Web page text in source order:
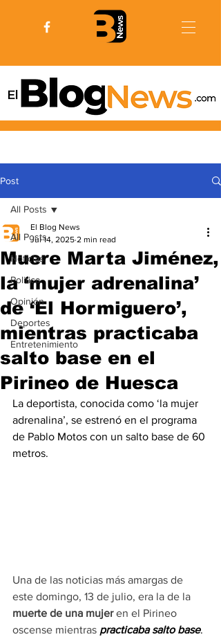
Post
All Posts
Noticias
Politica
Opinión
Deportes
Entretenimiento
All Posts
Muere Marta Jiménez,
la ‘mujer adrenalina’
de ‘El Hormiguero’,
mientras practicaba
salto base en el
Pirineo de Huesca
El Blog News
Jul 14, 2025 2 min read
La deportista, conocida como ‘la mujer
adrenalina’, se estrenó en el programa
de Pablo Motos con un salto base de 60
metros.
Una de las noticias más amargas de
este domingo, 13 de julio, era la de la
muerte de una mujer en el Pirineo
oscense mientras practicaba salto base.